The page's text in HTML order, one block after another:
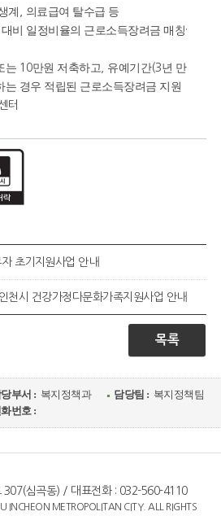
계 의료급여 탈수급 등
비 일정비율의 근로소득장려금 매칭·
는 10만원 저축하고 유예기간(3년 만
는 경우 적립된 근로소득장려금 지원
터
자 초기지원사업 안내
천시 건강가정다문화가족지원사업 안내
목록
부서 : 복지정책과 담당팀 : 복지정책팀
번호 :
307(심곡동) / 대표전화 : 032-560-4110
INCHEON METROPOLITAN CITY. ALL RIGHTS